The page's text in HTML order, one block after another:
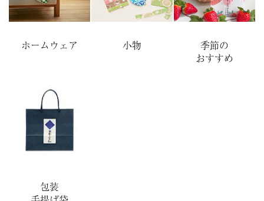
ホームウェア 小物
季節の
おすすめ
包装